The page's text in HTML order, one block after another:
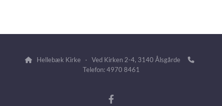
 Hellebæk Kirke · Ved Kirken 2-4, 3140 Ålsgårde 
Telefon: 4970 8461